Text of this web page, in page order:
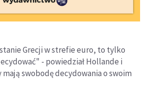
Grecji w strefie euro, to tylko
- powiedział Hollande i
mają swobodę decydowania o swoim